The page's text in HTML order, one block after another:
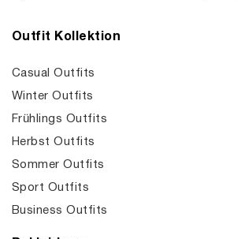
Outfit Kollektion
Casual Outfits
Winter Outfits
Frühlings Outfits
Herbst Outfits
Sommer Outfits
Sport Outfits
Business Outfits